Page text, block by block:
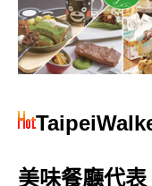
美味餐廳代表